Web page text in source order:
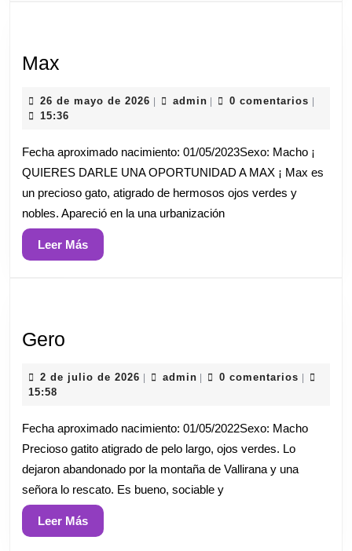
Max
26 de mayo de 2026 26
de
2026
adminadmin0 comentarios
15:36
Fecha aproximado nacimiento: 01/05/2023Sexo: Macho ¡
QUIERES DARLE UNA OPORTUNIDAD A MAX ¡ Max es
un precioso gato, atigrado de hermosos ojos verdes y
nobles. Apareció en la una urbanización
Leer MásLeer
Más
Gero
2 de julio de 2026 2
de
2026
adminadmin0 comentarios
15:58
Fecha aproximado nacimiento: 01/05/2022Sexo: Macho
Precioso gatito atigrado de pelo largo, ojos verdes. Lo
dejaron abandonado por la montaña de Vallirana y una
señora lo rescato. Es bueno, sociable y
Leer MásLeer
Más